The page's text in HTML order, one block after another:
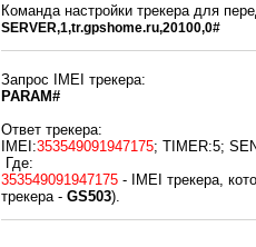
Команда настройки трекера для
SERVER,1,tr.gpshome.ru,20100,0#
Запрос IMEI трекера:
PARAM#
Ответ трекера:
IMEI:353549091947175; TIMER:5;
Где:
353549091947175 - IMEI трекера,
трекера - GS503).